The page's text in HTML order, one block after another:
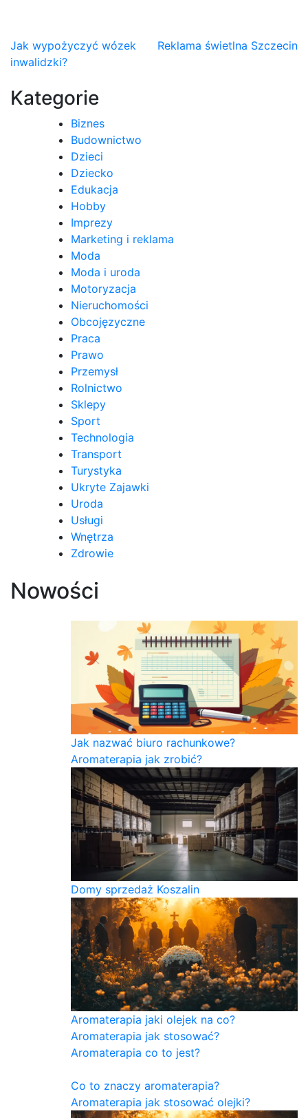
Nawigacja
wpisu
Jak wypożyczyć wózek
inwalidzki?
Reklama świetlna Szczecin
Kategorie
Biznes
Budownictwo
Dzieci
Dziecko
Edukacja
Hobby
Imprezy
Marketing i reklama
Moda
Moda i uroda
Motoryzacja
Nieruchomości
Obcojęzyczne
Praca
Prawo
Przemysł
Rolnictwo
Sklepy
Sport
Technologia
Transport
Turystyka
Ukryte Zajawki
Uroda
Usługi
Wnętrza
Zdrowie
Nowości
Jak nazwać biuro rachunkowe?
Aromaterapia jak zrobić?
Domy sprzedaż Koszalin
Aromaterapia jaki olejek na co?
Aromaterapia jak stosować?
Aromaterapia co to jest?
Co to znaczy aromaterapia?
Aromaterapia jak stosować olejki?